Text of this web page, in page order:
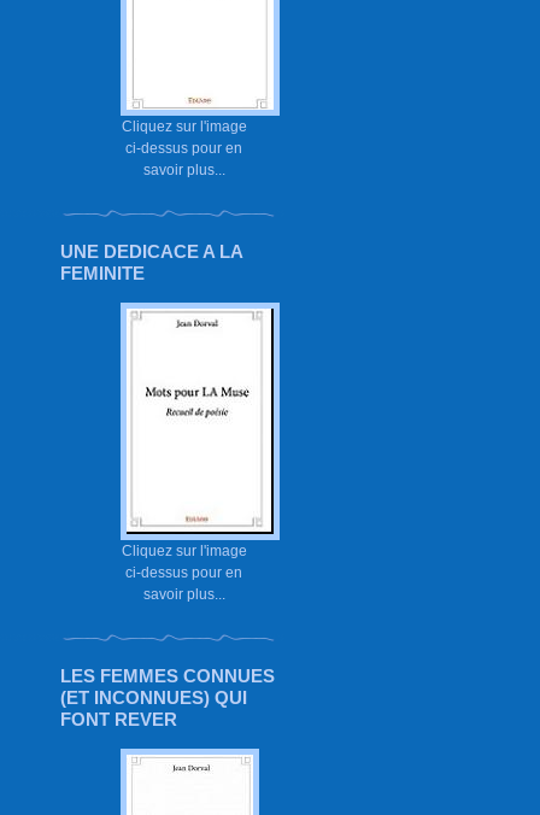
Cliquez sur l'image
ci-dessus pour en
savoir plus...
UNE DEDICACE A LA
FEMINITE
Cliquez sur l'image
ci-dessus pour en
savoir plus...
LES FEMMES CONNUES
(ET INCONNUES) QUI
FONT REVER